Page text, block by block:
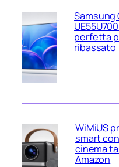
Samsung
perfetta
ribassato
WiMiUS
smart
cinema
Amazon